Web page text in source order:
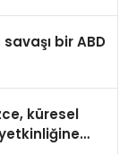
bir ABD
küresel